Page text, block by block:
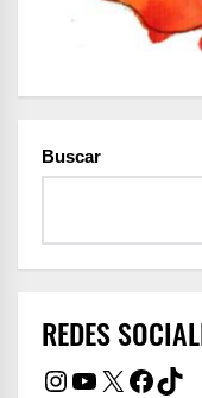
Buscar
REDES
Instagram
YouTube
X